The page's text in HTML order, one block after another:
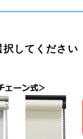
してください